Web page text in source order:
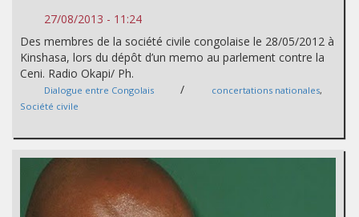
27/08/2013 - 11:24
Des membres de la société civile congolaise le 28/05/2012 à
Kinshasa, lors du dépôt d’un memo au parlement contre la
Ceni. Radio Okapi/ Ph.
Dialogue entre Congolais / concertations nationales,
Société civile